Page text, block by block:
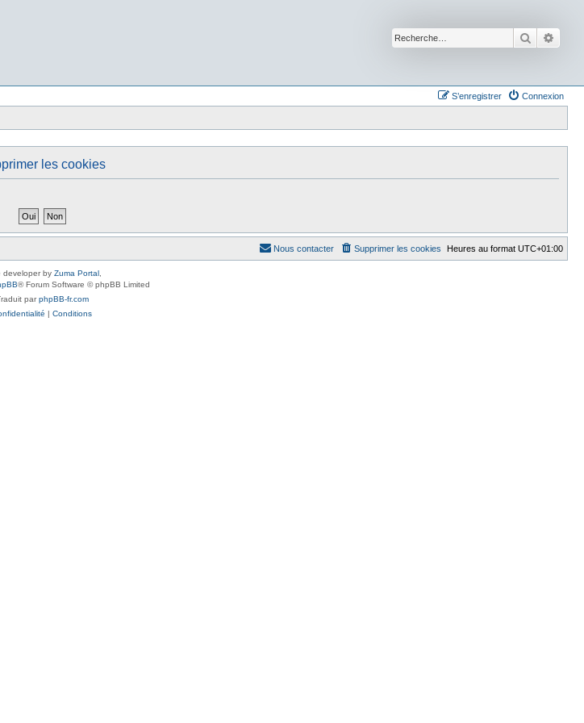
Connexion
S’enregistrer
les cookies
Heures au format UTC+01:00
Supprimer les cookies
Nous contacter
developer by Zuma Portal
® Forum Software © phpBB Limited
parphpBB-fr.com
| Conditions